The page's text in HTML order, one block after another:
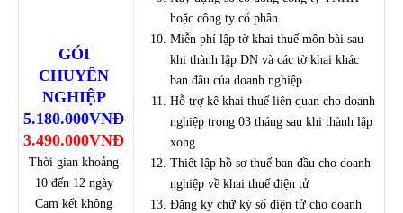
GÓI
CHUYÊN
NGHIỆP
5.180.000VNĐ
3.490.000VNĐ
Thời gian khoảng
10 đến 12 ngày
Cam kết không
hoặc công ty cổ phần
Miễn phí lập tờ khai thuế môn bài sau
khi thành lập DN và các tờ khai khác
ban đầu của doanh nghiệp.
Hỗ trợ kê khai thuế liên quan cho doanh
nghiệp trong 03 tháng sau khi thành lập
xong
Thiết lập hồ sơ thuế ban đầu cho doanh
nghiệp về khai thuế điện tử
Đăng ký chữ ký số điện tử cho doanh